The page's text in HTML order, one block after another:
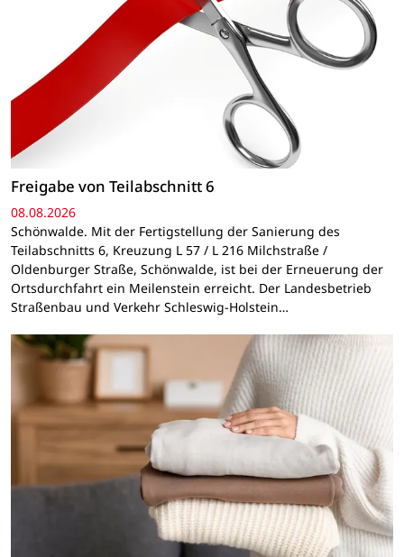
Freigabe von Teilabschnitt 6
08.08.2026
Schönwalde. Mit der Fertigstellung der Sanierung des
Teilabschnitts 6, Kreuzung L 57 / L 216 Milchstraße /
Oldenburger Straße, Schönwalde, ist bei der Erneuerung der
Ortsdurchfahrt ein Meilenstein erreicht. Der Landesbetrieb
Straßenbau und Verkehr Schleswig-Holstein…